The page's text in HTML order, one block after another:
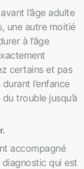
l’âge adulte
une autre moitié
à l’âge
certains et pas
l’enfance
trouble jusqu’à
accompagné
diagnostic qui est